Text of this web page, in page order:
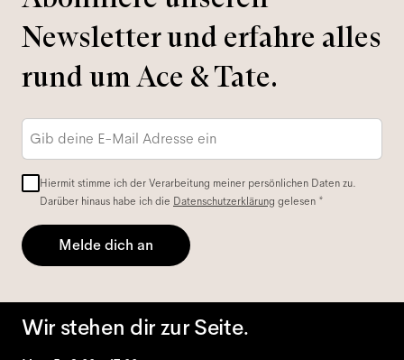
Newsletter und erfahre alles
rund um Ace & Tate.
E-
Mail-
Hiermit stimme ich der Verarbeitung meiner persönlichen Daten zu.
Darüber hinaus habe ich die Datenschutzerklärung gelesen *
Melde dich an
Wir stehen dir zur Seite.